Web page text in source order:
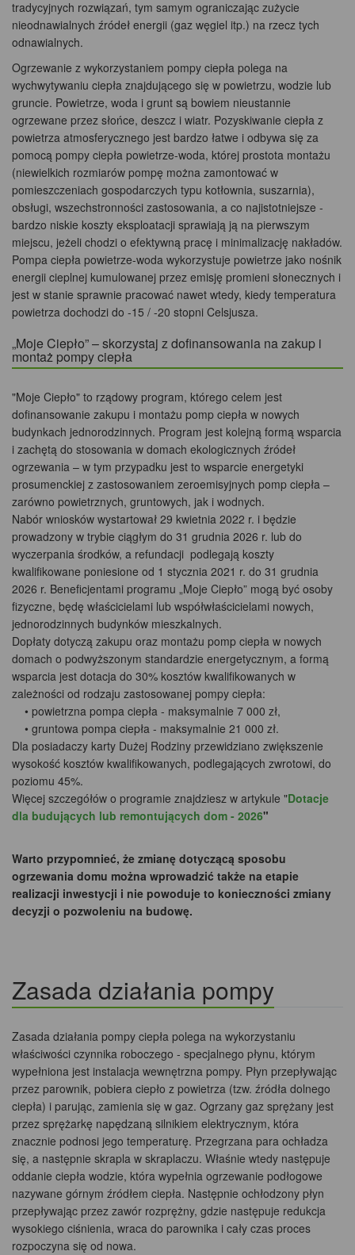
tradycyjnych rozwiązań, tym samym ograniczając zużycie
nieodnawialnych źródeł energii (gaz węgiel itp.) na rzecz tych
odnawialnych.
Ogrzewanie z wykorzystaniem pompy ciepła polega na
wychwytywaniu ciepła znajdującego się w powietrzu, wodzie lub
gruncie. Powietrze, woda i grunt są bowiem nieustannie
ogrzewane przez słońce, deszcz i wiatr. Pozyskiwanie ciepła z
powietrza atmosferycznego jest bardzo łatwe i odbywa się za
pomocą pompy ciepła powietrze-woda, której prostota montażu
(niewielkich rozmiarów pompę można zamontować w
pomieszczeniach gospodarczych typu kotłownia, suszarnia),
obsługi, wszechstronności zastosowania, a co najistotniejsze -
bardzo niskie koszty eksploatacji sprawiają ją na pierwszym
miejscu, jeżeli chodzi o efektywną pracę i minimalizację nakładów.
Pompa ciepła powietrze-woda wykorzystuje powietrze jako nośnik
energii cieplnej kumulowanej przez emisję promieni słonecznych i
jest w stanie sprawnie pracować nawet wtedy, kiedy temperatura
powietrza dochodzi do -15 / -20 stopni Celsjusza.
„Moje Ciepło” – skorzystaj z dofinansowania na zakup i
montaż pompy ciepła
"Moje Ciepło" to rządowy program, którego celem jest
dofinansowanie zakupu i montażu pomp ciepła w nowych
budynkach jednorodzinnych. Program jest kolejną formą wsparcia
i zachętą do stosowania w domach ekologicznych źródeł
ogrzewania – w tym przypadku jest to wsparcie energetyki
prosumenckiej z zastosowaniem zeroemisyjnych pomp ciepła –
zarówno powietrznych, gruntowych, jak i wodnych.
Nabór wniosków wystartował 29 kwietnia 2022 r. i będzie
prowadzony w trybie ciągłym do 31 grudnia 2026 r. lub do
wyczerpania środków, a refundacji podlegają koszty
kwalifikowane poniesione od 1 stycznia 2021 r. do 31 grudnia
2026 r. Beneficjentami programu „Moje Ciepło” mogą być osoby
fizyczne, będę właścicielami lub współwłaścicielami nowych,
jednorodzinnych budynków mieszkalnych.
Dopłaty dotyczą zakupu oraz montażu pomp ciepła w nowych
domach o podwyższonym standardzie energetycznym, a formą
wsparcia jest dotacja do 30% kosztów kwalifikowanych w
zależności od rodzaju zastosowanej pompy ciepła:
• powietrzna pompa ciepła - maksymalnie 7 000 zł,
• gruntowa pompa ciepła - maksymalnie 21 000 zł.
Dla posiadaczy karty Dużej Rodziny przewidziano zwiększenie
wysokość kosztów kwalifikowanych, podlegających zwrotowi, do
poziomu 45%.
Więcej szczegółów o programie znajdziesz w artykule "Dotacje
dla budujących lub remontujących dom - 2026"
Warto przypomnieć, że zmianę dotyczącą sposobu
ogrzewania domu można wprowadzić także na etapie
realizacji inwestycji i nie powoduje to konieczności zmiany
decyzji o pozwoleniu na budowę.
Zasada działania pompy
Zasada działania pompy ciepła polega na wykorzystaniu
właściwości czynnika roboczego - specjalnego płynu, którym
wypełniona jest instalacja wewnętrzna pompy. Płyn przepływając
przez parownik, pobiera ciepło z powietrza (tzw. źródła dolnego
ciepła) i parując, zamienia się w gaz. Ogrzany gaz sprężany jest
przez sprężarkę napędzaną silnikiem elektrycznym, która
znacznie podnosi jego temperaturę. Przegrzana para ochładza
się, a następnie skrapla w skraplaczu. Właśnie wtedy następuje
oddanie ciepła wodzie, która wypełnia ogrzewanie podłogowe
nazywane górnym źródłem ciepła. Następnie ochłodzony płyn
przepływając przez zawór rozprężny, gdzie następuje redukcja
wysokiego ciśnienia, wraca do parownika i cały czas proces
rozpoczyna się od nowa.